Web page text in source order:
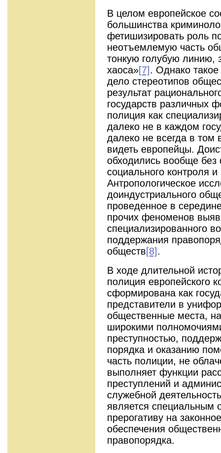
В целом европейское
большинства
фетишизировать роль
неотъемлемую часть
тонкую голубую
хаоса»[7]. Однако
дело стереотипов
результат
государств различных
полиция как
далеко не в каждом
далеко не всегда в том
видеть европейцы.
обходились вообще
социального контроля
Антропологическое
доиндустриального
проведенное в
прочих феноменов
специализированного
поддержания
обществ[8].
В ходе длительной
полиция европейского
сформирована как
представители в
общественные места,
широкими
преступностью,
порядка и оказанию
часть полиции, не
выполняет функции
преступлений и
служебной
является
прерогативу на
обеспечения
правопорядка.